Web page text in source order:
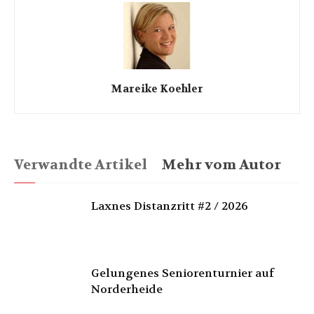
Mareike Koehler
Verwandte Artikel Mehr vom Autor
Laxnes Distanzritt #2 / 2026
Gelungenes Seniorenturnier auf
Norderheide